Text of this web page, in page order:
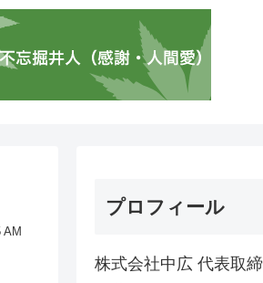
AM
プロフィール
株式会社中広 代表取